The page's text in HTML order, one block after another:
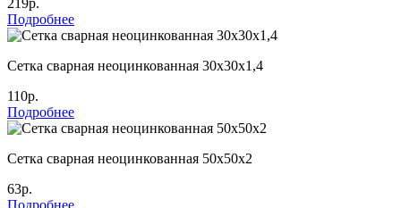
219р.
Подробнее
Сетка сварная неоцинкованная 30х30х1,4
110р.
Подробнее
Сетка сварная неоцинкованная 50х50х2
63р.
Подробнее